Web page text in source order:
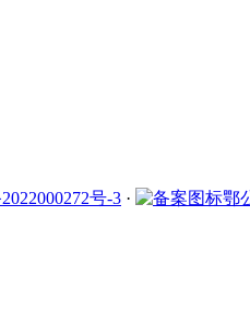
号-3 · 鄂